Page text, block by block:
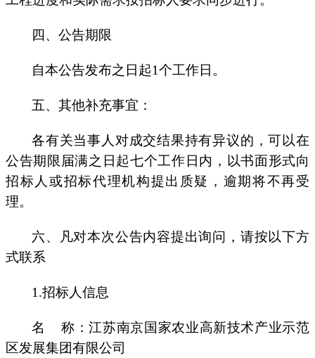
四、公告期限
自本公告发布之日起1个工作日。
五、其他补充事宜：
各有关当事人对成交结果持有异议的，可以在
公告期限届满之日起七个工作日内，以书面形式向
招标 人或招标代理机构提出质疑，逾期将不再受
理。
六、凡对本次公告内容提出询问，请按以下方
式联系
1.招标人信息
名 称：江苏南京国家农业高新技术产业示范
区发展集团有限公司